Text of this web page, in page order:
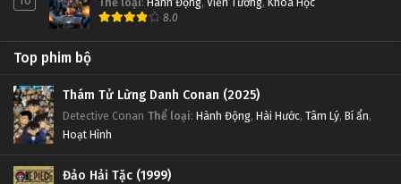
8.0
Top phim bộ
Thám Tử Lừng Danh Conan (2025)
Detective Conan Thể loại: Hành Động, Hài Hước, Tâm Lý, Bí ẩn,
Hoạt Hình
Đảo Hải Tặc (1999)